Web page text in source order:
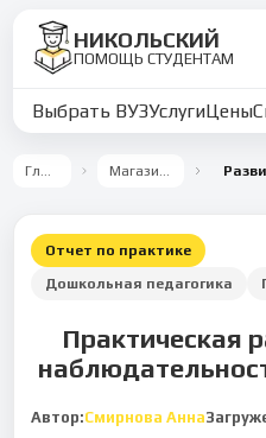
НИКОЛЬСКИЙ
ПОМОЩЬ СТУДЕНТАМ
Выбрать ВУЗУслугиЦены
Главная Магазин работ
Отчет по практике
Дошкольная педагогика
Практическая
Автор:Смирнова Анна